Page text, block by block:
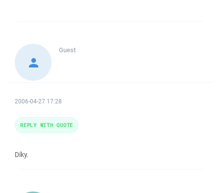
Guest
2006-04-27 17:28
Díky.
REPLY WITH QUOTE